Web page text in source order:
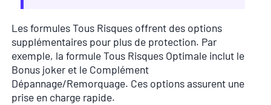
Les formules Tous Risques offrent des options
supplémentaires pour plus de protection. Par
exemple, la formule Tous Risques Optimale inclut le
Bonus joker et le Complément
Dépannage/Remorquage. Ces options assurent une
prise en charge rapide.